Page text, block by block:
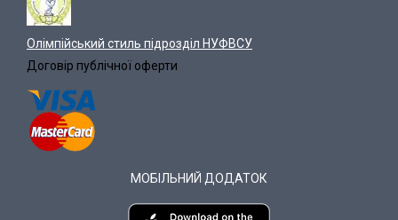
Олімпійський стиль підрозділ НУФВСУ
Договір публічної оферти
МОБІЛЬНИЙ ДОДАТОК